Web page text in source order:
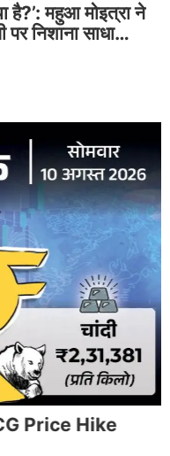
है?’: महुआ मोइत्रा ने
पर निशाना साधा…
Price Hike